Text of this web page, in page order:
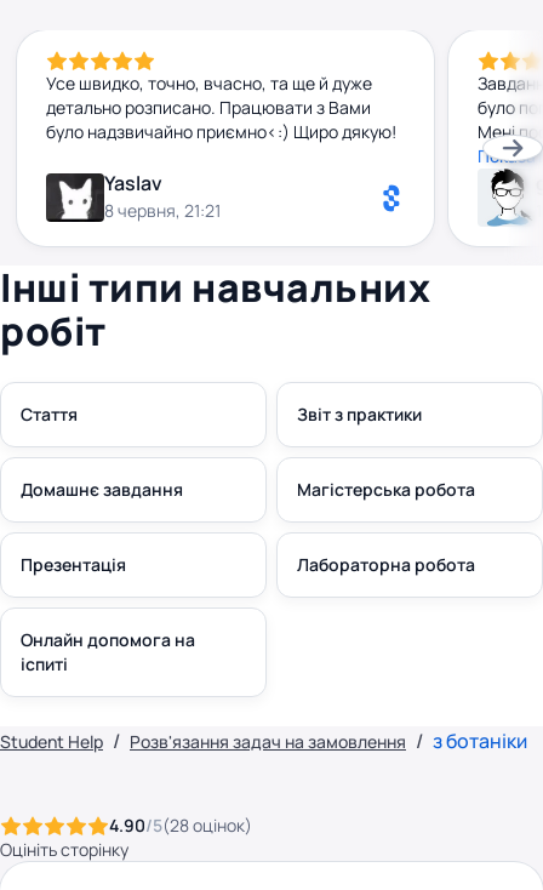
Усе швидко, точно, вчасно, та ще й дуже
детально розписано. Працювати з Вами
було надзвичайно приємно<:) Щиро дякую!
Yaslav
8 червня, 21:21
було
Мені
Інші типи навчальних
робіт
Стаття Звіт з практики
Домашнє завдання Магістерська робота
Презентація Лабораторна робота
Онлайн допомога на
іспиті
Student Help Розв'язання задач на замовлення з ботаніки
4.90/5(28оцінок)
Оцініть сторінку